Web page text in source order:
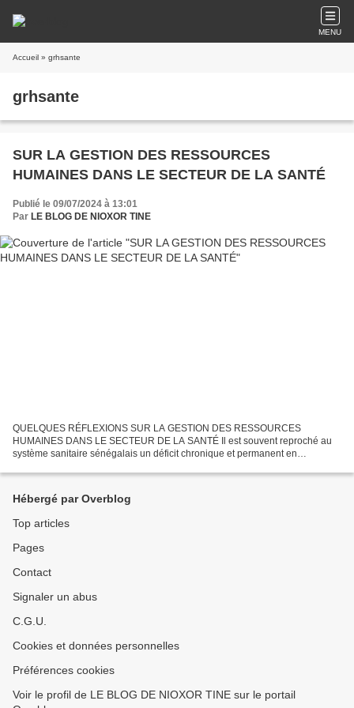
MENU
Accueil » grhsante
grhsante
SUR LA GESTION DES RESSOURCES
HUMAINES DANS LE SECTEUR DE LA SANTÉ
Publié le 09/07/2024 à 13:01
Par LE BLOG DE NIOXOR TINE
QUELQUES RÉFLEXIONS SUR LA GESTION DES RESSOURCES
HUMAINES DANS LE SECTEUR DE LA SANTÉ Il est souvent reproché au
système sanitaire sénégalais un déficit chronique et permanent en
présente...
Hébergé par Overblog
Top articles
Pages
Contact
Signaler un abus
C.G.U.
Cookies et données personnelles
Préférences cookies
Voir le profil de LE BLOG DE NIOXOR TINE sur le portail